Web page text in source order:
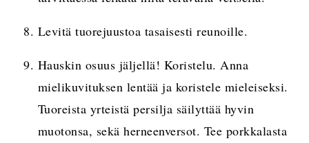
Levitä tuorejuustoa tasaisesti reunoille.
Hauskin osuus jäljellä! Koristelu. Anna
mielikuvituksen lentää ja koristele mieleiseksi.
Tuoreista yrteistä persilja säilyttää hyvin
muotonsa, sekä herneenversot. Tee porkkalasta